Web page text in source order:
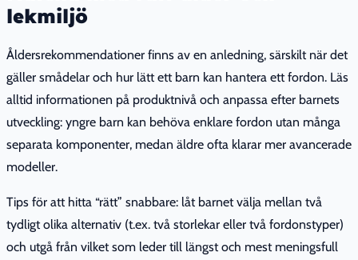
lekmiljö
Åldersrekommendationer finns av en anledning, särskilt när det
gäller smådelar och hur lätt ett barn kan hantera ett fordon. Läs
alltid informationen på produktnivå och anpassa efter barnets
utveckling: yngre barn kan behöva enklare fordon utan många
separata komponenter, medan äldre ofta klarar mer avancerade
modeller.
Tips för att hitta “rätt” snabbare: låt barnet välja mellan två
tydligt olika alternativ (t.ex. två storlekar eller två fordonstyper)
och utgå från vilket som leder till längst och mest meningsfull